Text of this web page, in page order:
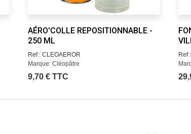
AÉRO'COLLE REPOSITIONNABLE -
250 ML
Ref : CLEOAEROR
Marque: Cléopâtre
9,70 € TTC
Ref